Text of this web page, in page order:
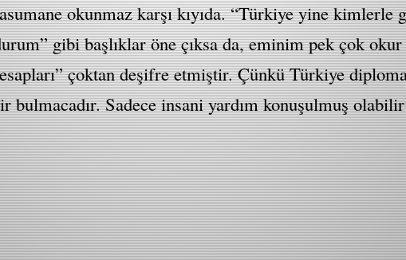
okunmaz karşı kıyıda. “Türkiye yine kimlerle
gibi başlıklar öne çıksa da, eminim pek çok okur
çoktan deşifre etmiştir. Çünkü Türkiye
bulmacadır. Sadece insani yardım konuşulmuş